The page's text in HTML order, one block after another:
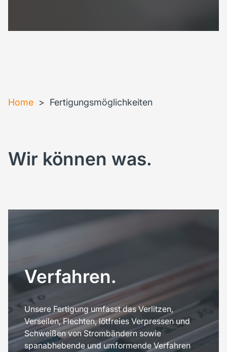
Home > Fertigungsmöglichkeiten
Wir können was.
Verfahren.
Unsere Fertigung umfasst das Verlitzen,
Verseilen, Flechten, lötfreies Verpressen und
Schweißen von Strombändern sowie
spanabhebende und umformende Verfahren